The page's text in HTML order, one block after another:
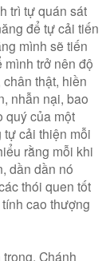
trì tự quán sát
để tự cải tiến
mình sẽ tiến
mình trở nên độ
thật, hiền
nhẫn nại, bao
quý của một
tự cải thiện mỗi
rằng mỗi khi
dần dần nó
thói quen tốt
cao thượng
Chánh